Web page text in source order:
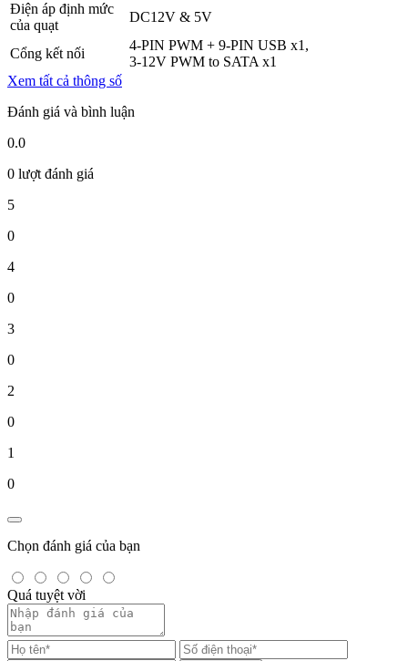
Điện áp định mức
của quạt
DC12V & 5V
Cổng kết nối
4-PIN PWM + 9-PIN USB x1,
3-12V PWM to SATA x1
Xem tất cả thông số
Đánh giá và bình luận
0.0
0 lượt đánh giá
5
0
4
0
3
0
2
0
1
0
Chọn đánh giá của bạn
Quá tuyệt vời